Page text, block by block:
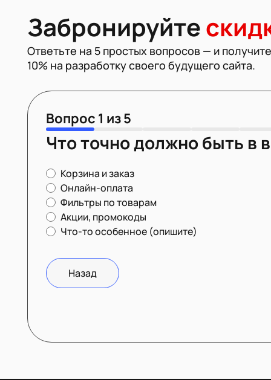
Забронируйте
Ответьте на 5 простых вопросов — и
10% на разработку своего будущего сайта.
Вопрос 1 из5
Что точно должно быть в
Корзина и заказ
Онлайн-оплата
Фильтры по товарам
Акции, промокоды
Что-то особенное (опишите)
Назад